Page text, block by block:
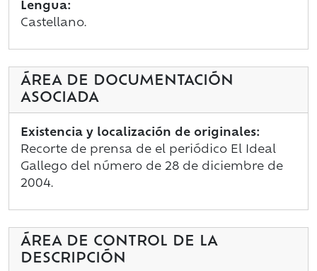
Lengua:
Castellano.
ÁREA DE DOCUMENTACIÓN
ASOCIADA
Existencia y localización de originales:
Recorte de prensa de el periódico El Ideal
Gallego del número de 28 de diciembre de
2004.
ÁREA DE CONTROL DE LA
DESCRIPCIÓN